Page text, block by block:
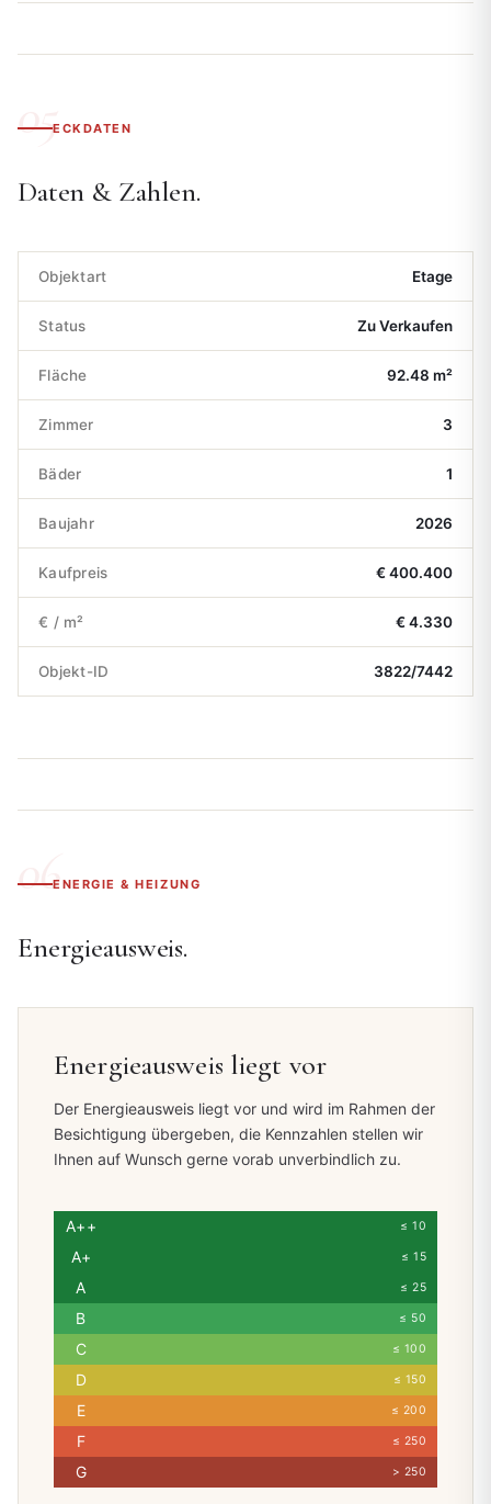
ECKDATEN
Daten & Zahlen.
Objektart Etage
Status Zu Verkaufen
Fläche 92.48 m²
Zimmer 3
Bäder 1
Baujahr 2026
Kaufpreis € 400.400
€ / m² € 4.330
Objekt-ID 3822/7442
ENERGIE & HEIZUNG
Energieausweis.
Energieausweis liegt vor
Der Energieausweis liegt vor und wird im Rahmen der
Besichtigung übergeben, die Kennzahlen stellen wir
Ihnen auf Wunsch gerne vorab unverbindlich zu.
A++ ≤ 10
A+ ≤ 15
A ≤ 25
B ≤ 50
C ≤ 100
D ≤ 150
E ≤ 200
F ≤ 250
G > 250